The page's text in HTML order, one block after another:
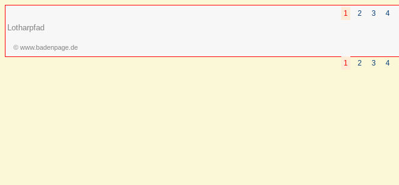
1 2 3 4
Lotharpfad
© www.badenpage.de
1 2 3 4